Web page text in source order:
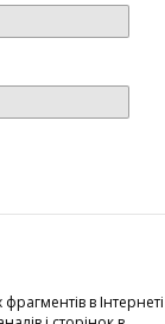
в Інтернеті